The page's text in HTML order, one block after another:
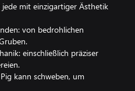
mit einzigartiger Ästhetik
von bedrohlichen
einschließlich präziser
kann schweben, um